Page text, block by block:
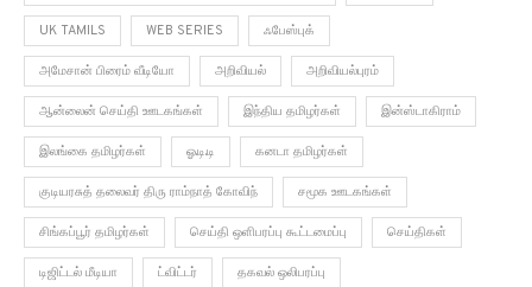
UK TAMILS WEB SERIES ஃபேஸ்புக்
அமேசான் பிரைம் வீடியோ அறிவியல் அறிவியல்புரம்
ஆன்லைன் செய்தி ஊடகங்கள் இந்திய தமிழர்கள் இன்ஸ்டாகிராம்
இலங்கை தமிழர்கள் ஓ.டி.டி கனடா தமிழர்கள்
குடியரசுத் தலைவர் திரு ராம்நாத் கோவிந் சமூக ஊடகங்கள்
சிங்கப்பூர் தமிழர்கள் செய்தி ஒளிபரப்பு கூட்டமைப்பு செய்திகள்
டிஜிட்டல் மீடியா ட்விட்டர் தகவல் ஒலிபரப்பு